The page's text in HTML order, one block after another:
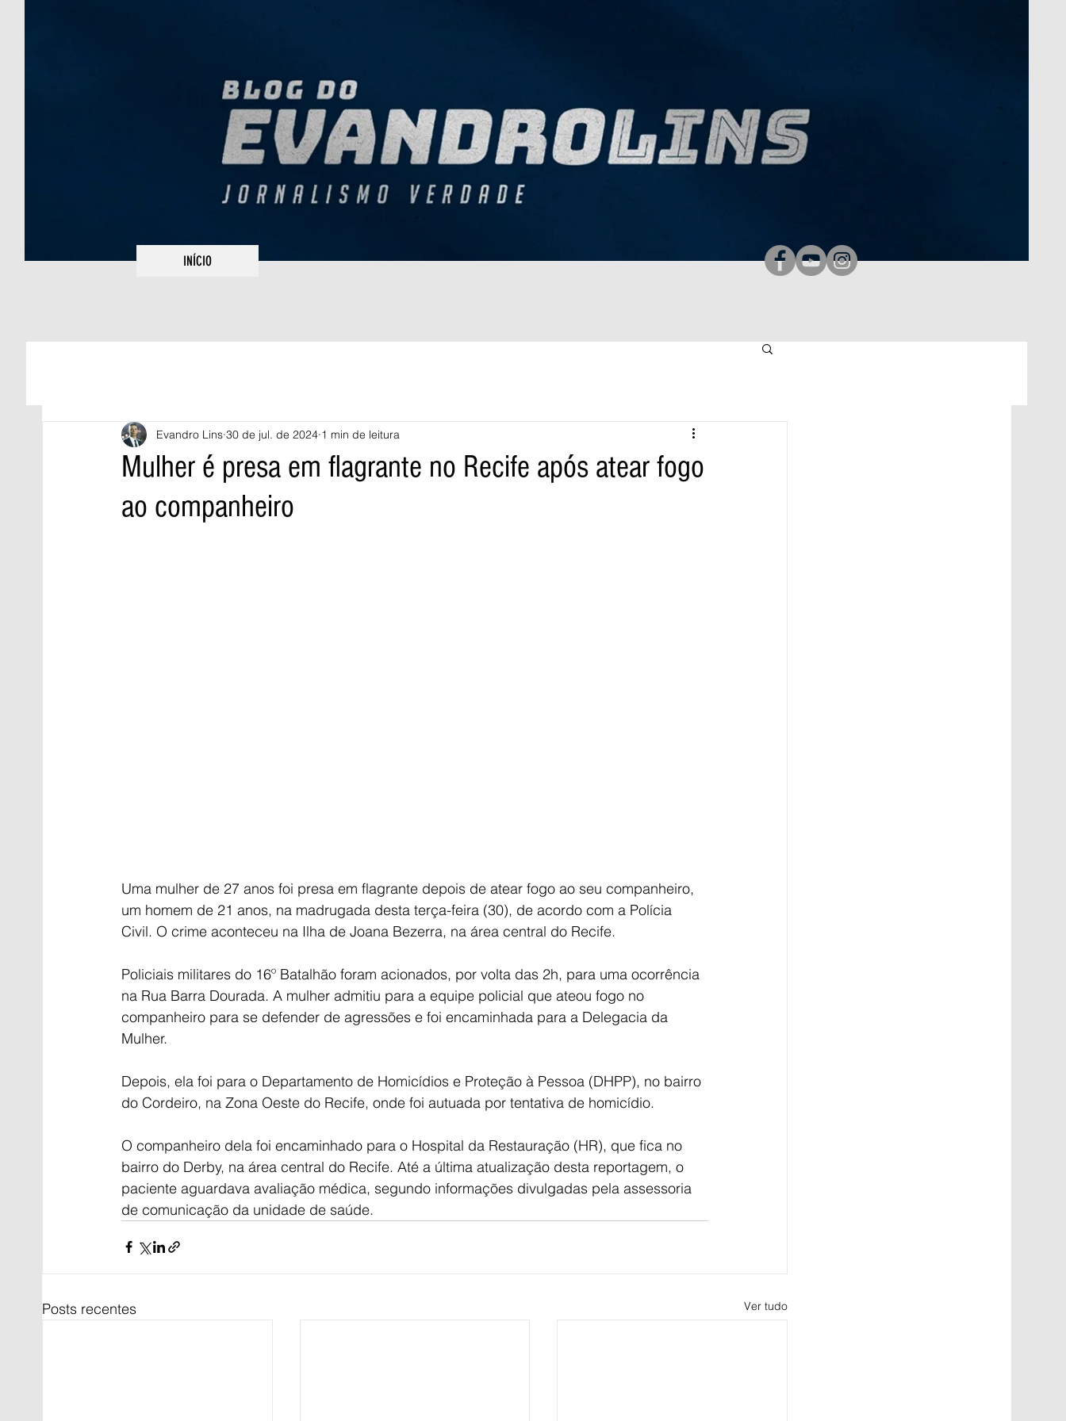
INÍCIO
Mulher é presa em flagrante no Recife após atear fogo
ao companheiro
Evandro Lins 30 de jul. de 2024 1 min de leitura
Uma mulher de 27 anos foi presa em flagrante depois de atear fogo ao seu companheiro,
um homem de 21 anos, na madrugada desta terça-feira (30), de acordo com a Polícia
Civil. O crime aconteceu na Ilha de Joana Bezerra, na área central do Recife.
Policiais militares do 16º Batalhão foram acionados, por volta das 2h, para uma ocorrência
na Rua Barra Dourada. A mulher admitiu para a equipe policial que ateou fogo no
companheiro para se defender de agressões e foi encaminhada para a Delegacia da
Mulher.
Depois, ela foi para o Departamento de Homicídios e Proteção à Pessoa (DHPP), no bairro
do Cordeiro, na Zona Oeste do Recife, onde foi autuada por tentativa de homicídio.
O companheiro dela foi encaminhado para o Hospital da Restauração (HR), que fica no
bairro do Derby, na área central do Recife. Até a última atualização desta reportagem, o
paciente aguardava avaliação médica, segundo informações divulgadas pela assessoria
de comunicação da unidade de saúde.
Posts recentes Ver tudo